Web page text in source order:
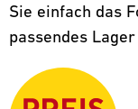
Sie einfach das
passendes